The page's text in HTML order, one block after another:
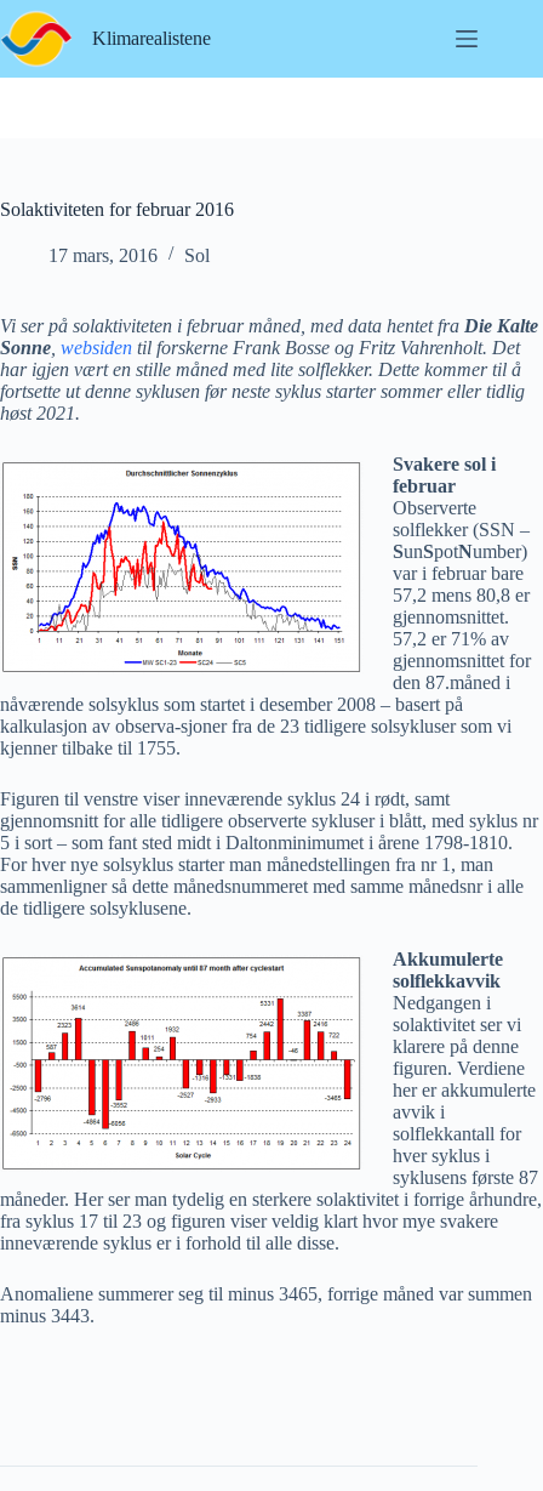
Hopp
til
innholdet
Klimarealistene
Solaktiviteten for februar 2016
17 mars, 2016 Sol
Vi ser på solaktiviteten i februar måned, med data hentet fra Die Kalte
Sonne websiden til forskerne Frank Bosse og Fritz Vahrenholt. Det
har igjen vært en stille måned med lite solflekker. Dette kommer til å
fortsette ut denne syklusen før neste syklus starter sommer eller tidlig
høst 2021.
Svakere sol i
februar
Observerte
solflekker (SSN –
SunSpotNumber)
var i februar bare
57,2 mens 80,8 er
gjennomsnittet.
57,2 er 71% av
gjennomsnittet for
den 87.måned i
nåværende solsyklus som startet i desember 2008 – basert på
kalkulasjon av observa-sjoner fra de 23 tidligere solsykluser som vi
kjenner tilbake til 1755.
Figuren til venstre viser inneværende syklus 24 i rødt, samt
gjennomsnitt for alle tidligere observerte sykluser i blått, med syklus nr
5 i sort – som fant sted midt i Daltonminimumet i årene 1798-1810.
For hver nye solsyklus starter man månedstellingen fra nr 1, man
sammenligner så dette månedsnummeret med samme månedsnr i alle
de tidligere solsyklusene.
Akkumulerte
solflekkavvik
Nedgangen i
solaktivitet ser vi
klarere på denne
figuren. Verdiene
her er akkumulerte
avvik i
solflekkantall for
hver syklus i
syklusens første 87
måneder. Her ser man tydelig en sterkere solaktivitet i forrige århundre,
fra syklus 17 til 23 og figuren viser veldig klart hvor mye svakere
inneværende syklus er i forhold til alle disse.
Anomaliene summerer seg til minus 3465, forrige måned var summen
minus 3443.